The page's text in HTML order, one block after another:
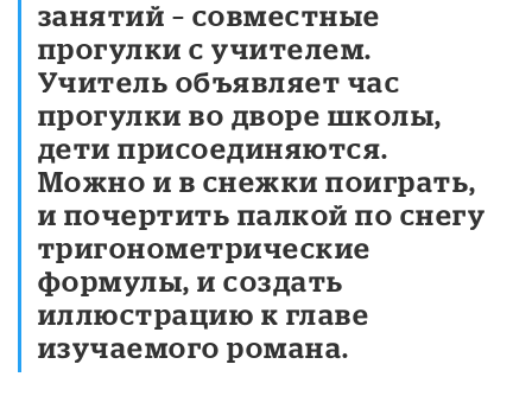
занятий – совместные
прогулки с учителем.
Учитель объявляет час
прогулки во дворе школы,
дети присоединяются.
Можно и в снежки поиграть,
и почертить палкой по снегу
тригонометрические
формулы, и создать
иллюстрацию к главе
изучаемого романа.